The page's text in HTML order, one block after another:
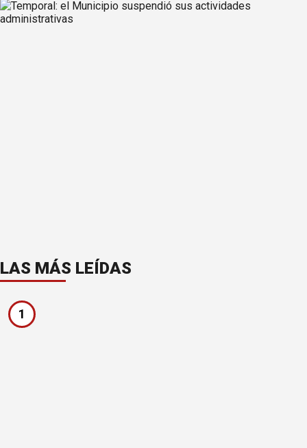
LAS MÁS LEÍDAS
1